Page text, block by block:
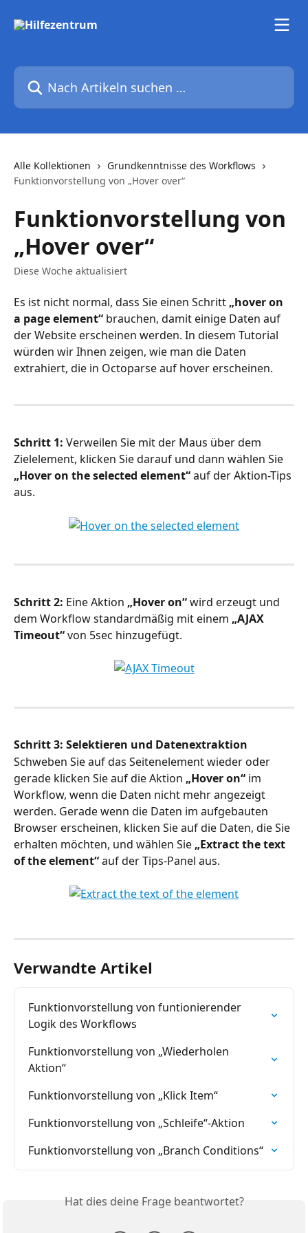
Nach Artikeln suchen …
Alle Kollektionen
Grundkenntnisse des Workflows
Funktionvorstellung von „Hover over“
Funktionvorstellung von
„Hover over“
Diese Woche aktualisiert
Es ist nicht normal, dass Sie einen Schritt „hover on
a page element“ brauchen, damit einige Daten auf
der Website erscheinen werden. In diesem Tutorial
würden wir Ihnen zeigen, wie man die Daten
extrahiert, die in Octoparse auf hover erscheinen.
Schritt 1: Verweilen Sie mit der Maus über dem
Zielelement, klicken Sie darauf und dann wählen Sie
„Hover on the selected element“ auf der Aktion-Tips
aus.
Schritt 2: Eine Aktion „Hover on“ wird erzeugt und
dem Workflow standardmäßig mit einem „AJAX
Timeout“ von 5sec hinzugefügt.
Schritt 3: Selektieren und Datenextraktion
Schweben Sie auf das Seitenelement wieder oder
gerade klicken Sie auf die Aktion „Hover on“ im
Workflow, wenn die Daten nicht mehr angezeigt
werden. Gerade wenn die Daten im aufgebauten
Browser erscheinen, klicken Sie auf die Daten, die Sie
erhalten möchten, und wählen Sie „Extract the text
of the element“ auf der Tips-Panel aus.
Verwandte Artikel
Funktionvorstellung von funtionierender
Logik des Workflows
Funktionvorstellung von „Wiederholen
Aktion“
Funktionvorstellung von „Klick Item“
Funktionvorstellung von „Schleife“-Aktion
Funktionvorstellung von „Branch Conditions“
Hat dies deine Frage beantwortet?